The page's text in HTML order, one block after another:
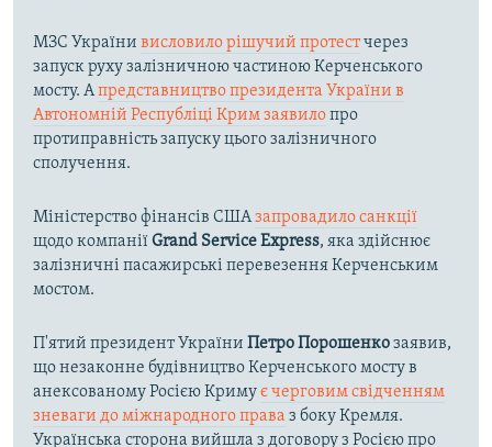
МЗС України висловило рішучий протестчерез
запуск руху залізничною частиною Керченського
мосту. Апредставництво президента України в
Автономній Республіці Крим заявилопро
протиправність запуску цього залізничного
сполучення.
Міністерство фінансів СШАзапровадило санкції
щодо компаніїGrand Service Express, яка здійснює
залізничні пасажирські перевезення Керченським
мостом.
П'ятий президент України Петро Порошенкозаявив,
що незаконне будівництво Керченського мосту в
анексованому Росією Кримує черговим свідченням
зневаги до міжнародного права з боку Кремля.
Українська сторона вийшла з договору з Росією про